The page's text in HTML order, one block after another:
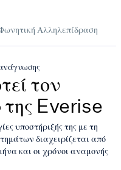
τον
Everise
υποστήριξής της με τη
διαχειρίζεται από
και οι χρόνοι αναμονής